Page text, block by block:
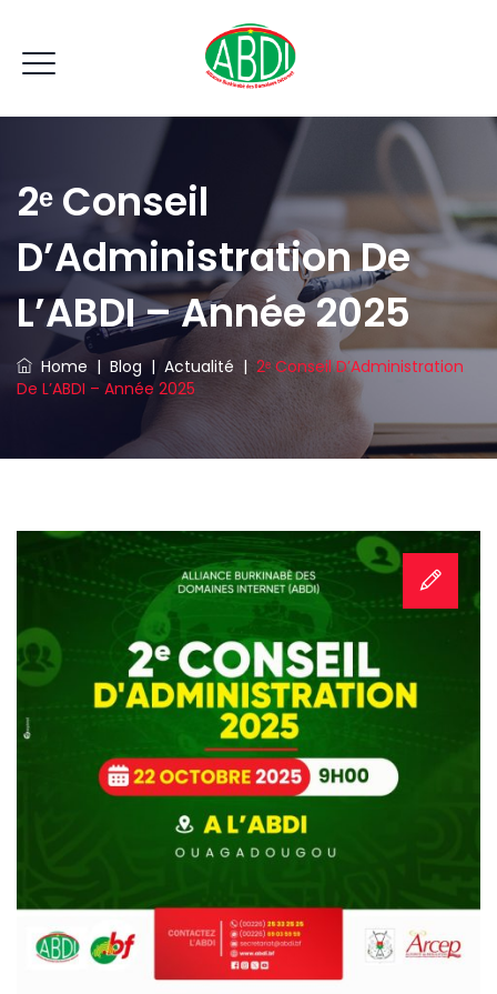
2ᵉ Conseil
D’Administration De
L’ABDI – Année 2025
Home | Blog | Actualité | 2ᵉ Conseil D’Administration
De L’ABDI – Année 2025